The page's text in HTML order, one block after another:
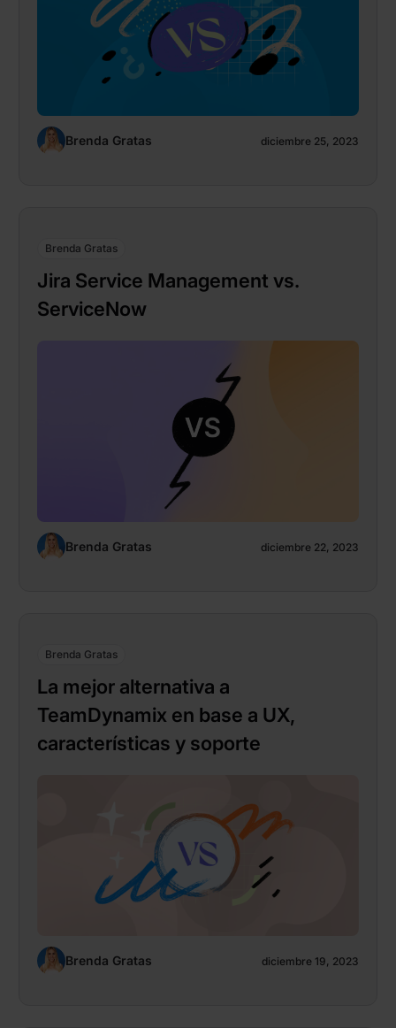
Brenda Gratas diciembre 25, 2023
Brenda Gratas
Jira Service Management vs.
ServiceNow
Brenda Gratas diciembre 22, 2023
Brenda Gratas
La mejor alternativa a
TeamDynamix en base a UX,
características y soporte
Brenda Gratas diciembre 19, 2023